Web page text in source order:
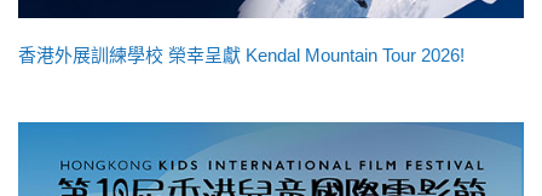
香港外展訓練學校 榮幸呈獻 Kendal Mountain Tour 2026!